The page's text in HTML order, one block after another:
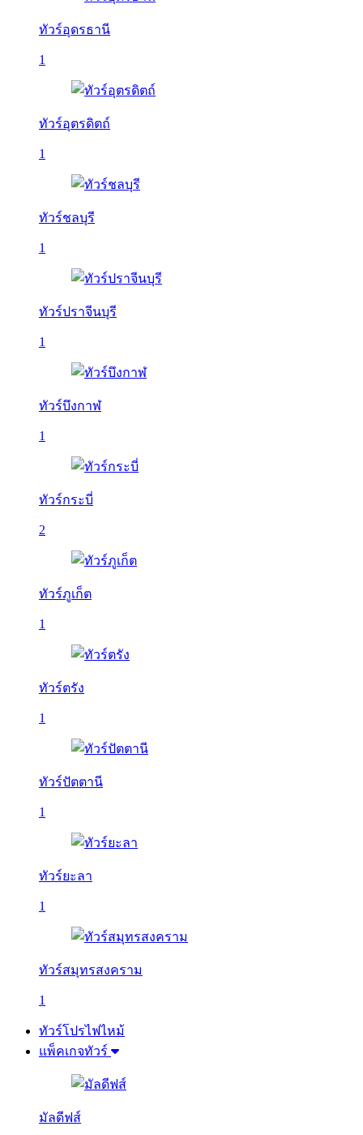
ทัวร์อุดรธานี
1
ทัวร์อุตรดิตถ์
1
ทัวร์ชลบุรี
1
ทัวร์ปราจีนบุรี
1
ทัวร์บึงกาฬ
1
ทัวร์กระบี่
2
ทัวร์ภูเก็ต
1
ทัวร์ตรัง
1
ทัวร์ปัตตานี
1
ทัวร์ยะลา
1
ทัวร์สมุทรสงคราม
1
ทัวร์โปรไฟไหม้
แพ็คเกจทัวร์
มัลดีฟส์